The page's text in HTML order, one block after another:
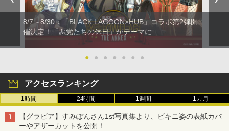
8/7～8/30：「BLACK LAGOON×HUB」コラボ第2弾開
催決定！「悪党たちの休日」がテーマに
● ● ● ● ● ● ●
アクセスランキング
1時間 24時間 1週間 1カ月
【グラビア】すみぽんさん1st写真集より、ビキニ姿の表紙カバ
ーやアザーカットを公開！